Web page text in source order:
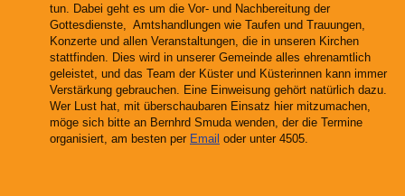
tun. Dabei geht es um die Vor- und Nachbereitung der
Gottesdienste, Amtshandlungen wie Taufen und Trauungen,
Konzerte und allen Veranstaltungen, die in unseren Kirchen
stattfinden. Dies wird in unserer Gemeinde alles ehrenamtlich
geleistet, und das Team der Küster und Küsterinnen kann immer
Verstärkung gebrauchen. Eine Einweisung gehört natürlich dazu.
Wer Lust hat, mit überschaubaren Einsatz hier mitzumachen,
möge sich bitte an Bernhrd Smuda wenden, der die Termine
organisiert, am besten per Email oder unter 4505.